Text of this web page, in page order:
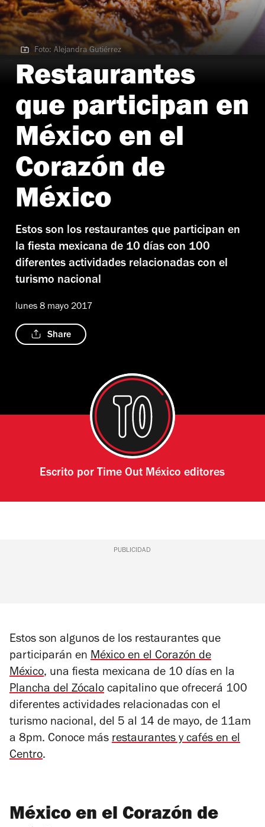
Foto: Alejandra Gutiérrez
Foto: Alejandra Gutiérrez
Restaurantes
que participan en
México en el
Corazón de
México
Estos son los restaurantes que participan en
la fiesta mexicana de 10 días con 100
diferentes actividades relacionadas con el
turismo nacional
lunes 8 mayo 2017
Share
Escrito por Time Out México editores
PUBLICIDAD
Estos son algunos de los restaurantes que
participarán en México en el Corazón de
México, una fiesta mexicana de 10 días en la
Plancha del Zócalo capitalino que ofrecerá 100
diferentes actividades relacionadas con el
turismo nacional, del 5 al 14 de mayo, de 11am
a 8pm. Conoce más restaurantes y cafés en el
Centro.
México en el Corazón de